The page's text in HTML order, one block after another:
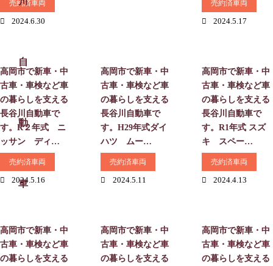
売約済車両
2024.6.30
売約済車両
2024.5.17
高岡市で新車・中
古車・車検など車
の暮らしを支える
長谷川自動車で
す。R２年式 ニ
ッサン ディ…
売約済車両
2024.5.16
高岡市で新車・中
古車・車検など車
の暮らしを支える
長谷川自動車で
す。H29年式ダイ
ハツ ムー…
売約済車両
2024.5.11
高岡市で新車・中
古車・車検など車
の暮らしを支える
長谷川自動車で
す。R1年式 スズ
キ スペー…
売約済車両
2024.4.13
高岡市で新車・中
古車・車検など車
の暮らしを支える
高岡市で新車・中
古車・車検など車
の暮らしを支える
高岡市で新車・中
古車・車検など車
の暮らしを支える